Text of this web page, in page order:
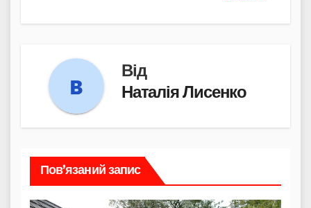
Від
Наталія Лисенко
Пов’язаний запис